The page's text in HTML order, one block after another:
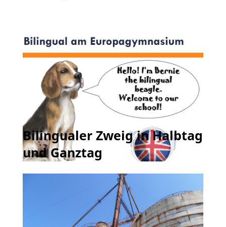
Bilingualer Zweig in Halbtag
und Ganztag